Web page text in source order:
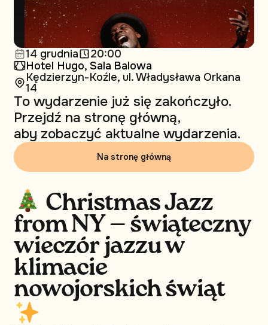
14 grudnia
20:00
Hotel Hugo, Sala Balowa
Kędzierzyn-Koźle, ul. Władysława Orkana
14
To wydarzenie już się zakończyło.
Przejdź na stronę główną,
aby zobaczyć aktualne wydarzenia.
Na stronę główną
Christmas Jazz
from NY — świąteczny
wieczór jazzu w
klimacie
nowojorskich świąt